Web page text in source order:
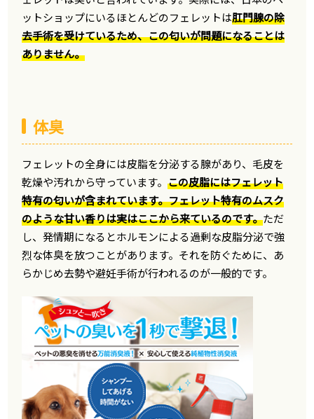
ットショップにいるほとんどのフェレットは肛門腺の除
去手術を受けているため、この匂いが問題になることは
ありません。
体臭
フェレットの全身には皮脂を分泌する腺があり、毛皮を
乾燥や汚れから守っています。この皮脂にはフェレット
特有の匂いが含まれています。フェレット特有のムスク
のような甘い香りは実はここから来ているのです。ただ
し、発情期になるとホルモンによる過剰な皮脂分泌で強
烈な体臭を放つことがあります。それを防ぐために、あ
らかじめ去勢や避妊手術が行われるのが一般的です。